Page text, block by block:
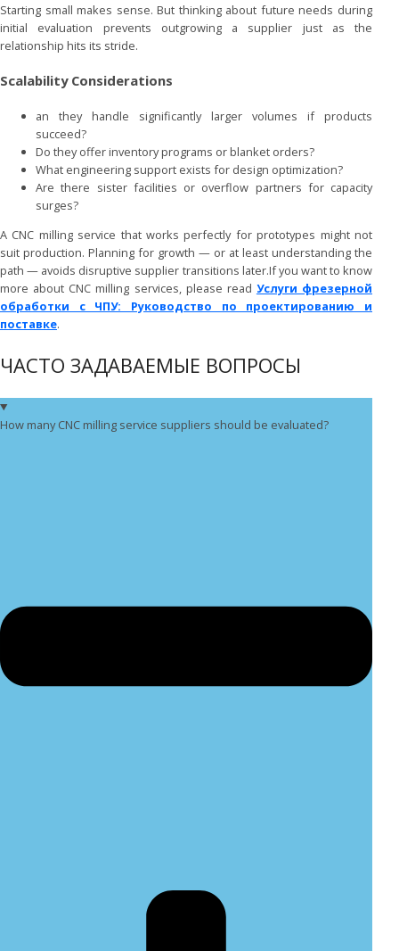
Starting small makes sense. But thinking about future needs during
initial evaluation prevents outgrowing a supplier just as the
relationship hits its stride.
Scalability Considerations
an they handle significantly larger volumes if products
succeed?
Do they offer inventory programs or blanket orders?
What engineering support exists for design optimization?
Are there sister facilities or overflow partners for capacity
surges?
A CNC milling service that works perfectly for prototypes might not
suit production. Planning for growth — or at least understanding the
path — avoids disruptive supplier transitions later.If you want to know
more about CNC milling services, please read Услуги фрезерной
обработки с ЧПУ: Руководство по проектированию и
поставке.
ЧАСТО ЗАДАВАЕМЫЕ ВОПРОСЫ
How many CNC milling service suppliers should be evaluated?